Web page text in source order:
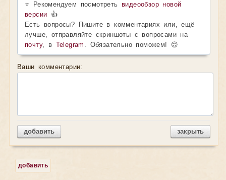
⭐ Рекомендуем посмотретьвидеообзор новой
версии 👍
Есть вопросы? Пишите в комментариях или, ещё
лучше, отправляйте скриншоты с вопросами на
почту, в Telegram . Обязательно поможем! 😊
Ваши комментарии:
добавить закрыть
добавить